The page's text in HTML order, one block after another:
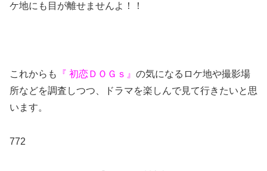
ケ地にも目が離せませんよ！！
これからも 『 初恋ＤＯＧｓ』 の気になるロケ地や撮影場
所などを調査しつつ、ドラマを楽しんで見て行きたいと思
います。
772